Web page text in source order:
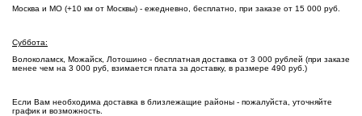
Москва и МО (+10 км от Москвы) - ежедневно, бесплатно, при заказе от 15 000 руб.
Суббота:
Волоколамск, Можайск, Лотошино - бесплатная доставка от 3 000 рублей (при заказе
менее чем на 3 000 руб, взимается плата за доставку, в размере 490 руб.)
Если Вам необходима доставка в близлежащие районы - пожалуйста, уточняйте
график и возможность.